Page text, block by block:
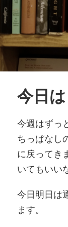
今日は
今週はずっ
ちっぱなし
に戻ってき
いてもいい
今日明日は
ます。